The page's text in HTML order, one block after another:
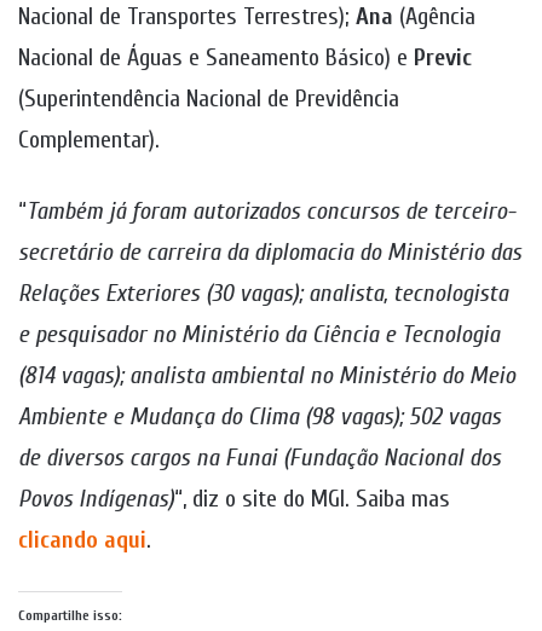
Nacional de Transportes Terrestres); Ana (Agência
Nacional de Águas e Saneamento Básico) e Previc
(Superintendência Nacional de Previdência
Complementar).
“Também já foram autorizados concursos de terceiro-
secretário de carreira da diplomacia do Ministério das
Relações Exteriores (30 vagas); analista, tecnologista
e pesquisador no Ministério da Ciência e Tecnologia
(814 vagas); analista ambiental no Ministério do Meio
Ambiente e Mudança do Clima (98 vagas); 502 vagas
de diversos cargos na Funai (Fundação Nacional dos
Povos Indígenas)“, diz o site do MGI. Saiba mas
clicando aqui.
Compartilhe isso: